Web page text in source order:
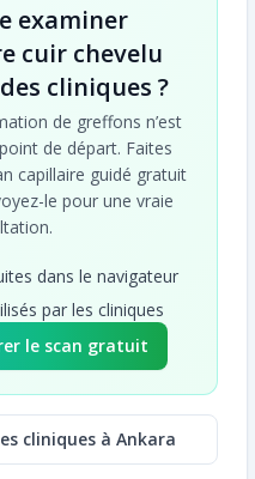
examiner
cuir chevelu
cliniques ?
de greffons n’est
de départ. Faites
capillaire guidé gratuit
le pour une vraie
dans le navigateur
par les cliniques
le scan gratuit
cliniques à Ankara